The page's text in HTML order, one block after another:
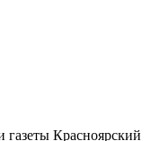
газеты Красноярский